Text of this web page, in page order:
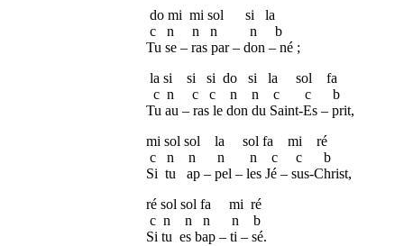
do mi mi sol si la
c n n n n b
Tu se – ras par – don – né ;
la si si si do si la sol fa
c n c c n n c c b
Tu au – ras le don du Saint-Es – prit,
mi sol sol la sol fa mi ré
c n n n n c c b
Si tu ap – pel – les Jé – sus-Christ,
ré sol sol fa mi ré
c n n n n b
Si tu es bap – ti – sé.